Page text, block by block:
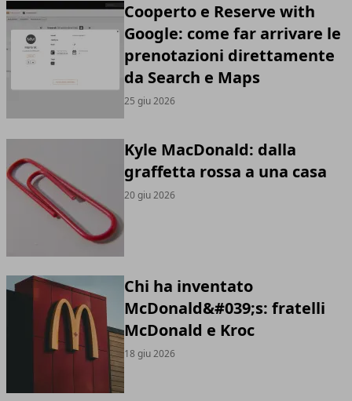
Cooperto e Reserve with
Google: come far arrivare le
prenotazioni direttamente
da Search e Maps
25 giu 2026
Kyle MacDonald: dalla
graffetta rossa a una casa
20 giu 2026
Chi ha inventato
McDonald&#039;s: fratelli
McDonald e Kroc
18 giu 2026